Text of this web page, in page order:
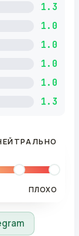
1.3
1.0
1.0
1.0
1.0
1.3
ПЛОХО